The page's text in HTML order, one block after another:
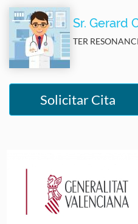
Sr. Gerard
TER
Solicitar Cita